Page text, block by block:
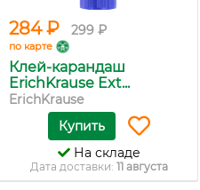
284 ₽ 299 ₽
по карте
Клей-карандаш
ErichKrause Ext...
ErichKrause
Купить
На складе
Дата доставки: 11 августа